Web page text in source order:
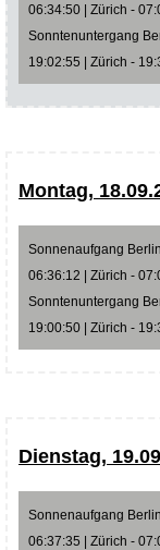
06:34:50 | Zürich -
Sonntenuntergang
19:02:55 | Zürich -
Montag,
Sonnenaufgang
06:36:12 | Zürich -
Sonntenuntergang
19:00:50 | Zürich -
Dienstag,
Sonnenaufgang
06:37:35 | Zürich -